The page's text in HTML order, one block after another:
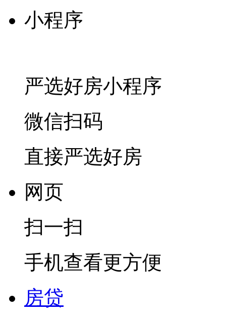
小程序
严选好房小程序
微信扫码
直接严选好房
网页
扫一扫
手机查看更方便
房贷